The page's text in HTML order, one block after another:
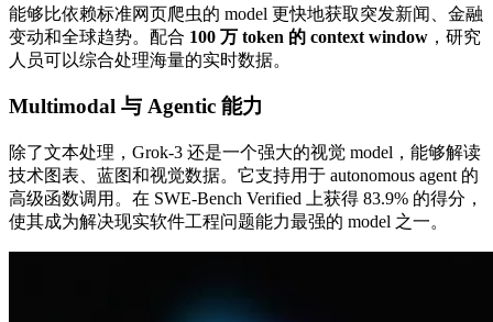
能够比依赖标准网页爬虫的 model 更快地获取突发新闻、金融
变动和全球趋势。配合 100 万 token 的 context window ，研究
人员可以综合处理海量的实时数据。
Multimodal 与 Agentic 能力
除了文本处理，Grok-3 还是一个强大的视觉 model，能够解读
技术图表、蓝图和视觉数据。它支持用于 autonomous agent 的
高级函数调用。在 SWE-Bench Verified 上获得 83.9% 的得分，
使其成为解决现实软件工程问题能力最强的 model 之一。